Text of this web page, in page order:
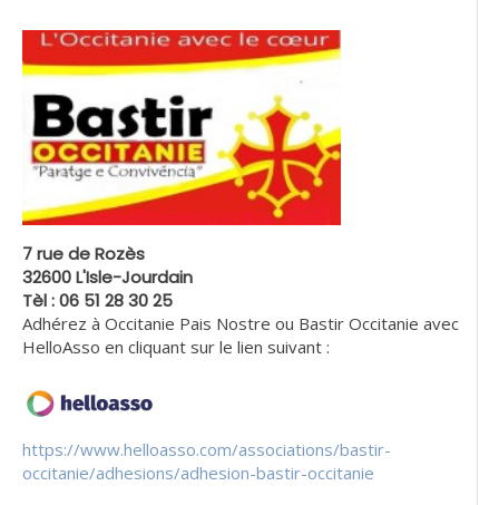
7 rue de Rozès
32600 L'Isle-Jourdain
Tèl : 06 51 28 30 25
Adhérez à Occitanie Pais Nostre ou Bastir Occitanie avec
HelloAsso en cliquant sur le lien suivant :
https://www.helloasso.com/associations/bastir-
occitanie/adhesions/adhesion-bastir-occitanie